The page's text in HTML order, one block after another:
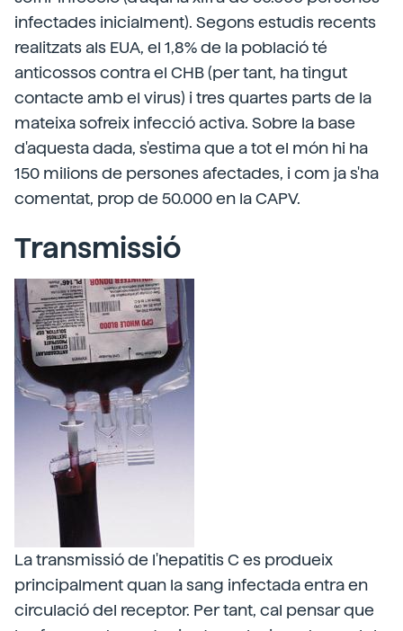
infectades inicialment). Segons estudis recents
realitzats als EUA, el 1,8% de la població té
anticossos contra el CHB (per tant, ha tingut
contacte amb el virus) i tres quartes parts de la
mateixa sofreix infecció activa. Sobre la base
d'aquesta dada, s'estima que a tot el món hi ha
150 milions de persones afectades, i com ja s'ha
comentat, prop de 50.000 en la CAPV.
Transmissió
La transmissió de l'hepatitis C es produeix
principalment quan la sang infectada entra en
circulació del receptor. Per tant, cal pensar que